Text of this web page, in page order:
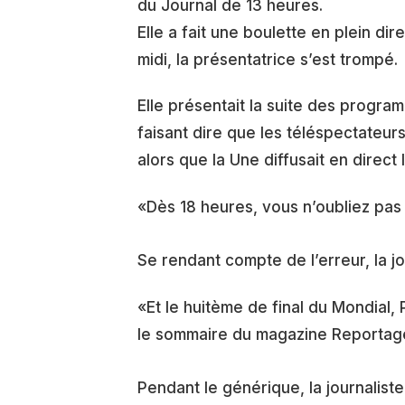
du Journal de 13 heures.
Elle a fait une boulette en plein
midi, la présentatrice s’est trompé.
Elle présentait la suite des
faisant dire que les
alors que la Une diffusait en direct
«Dès 18 heures, vous n’oubliez
Se rendant compte de l’erreur, la
«Et le huitème de final du
le sommaire du magazine
Pendant le générique, la